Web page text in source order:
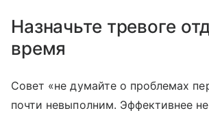
Назначьте тревоге
время
Совет «не думайте о проблемах
почти невыполним. Эффективнее